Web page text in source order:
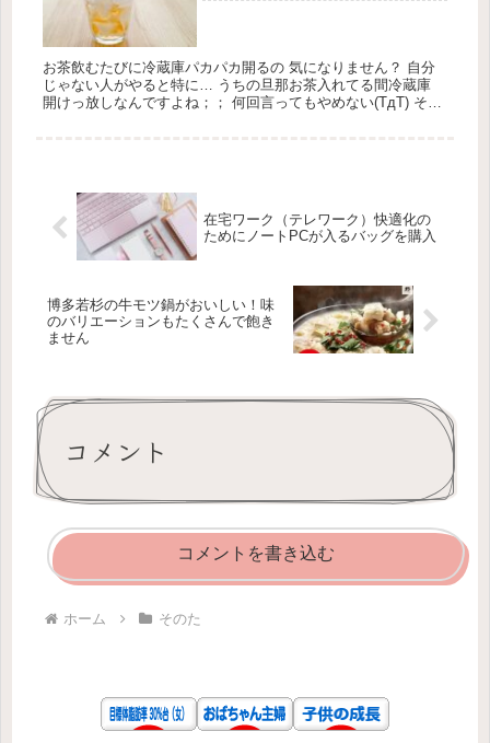
お茶飲むたびに冷蔵庫パカパカ開るの 気になりません？ 自分
じゃない人がやると特に… うちの旦那お茶入れてる間冷蔵庫
開けっ放しなんですよね；； 何回言ってもやめない(TдT) それ
在宅ワーク（テレワーク）快適化の
ためにノートPCが入るバッグを購入
博多若杉の牛モツ鍋がおいしい！味
のバリエーションもたくさんで飽き
ません
コメント
コメントを書き込む
ホーム そのた